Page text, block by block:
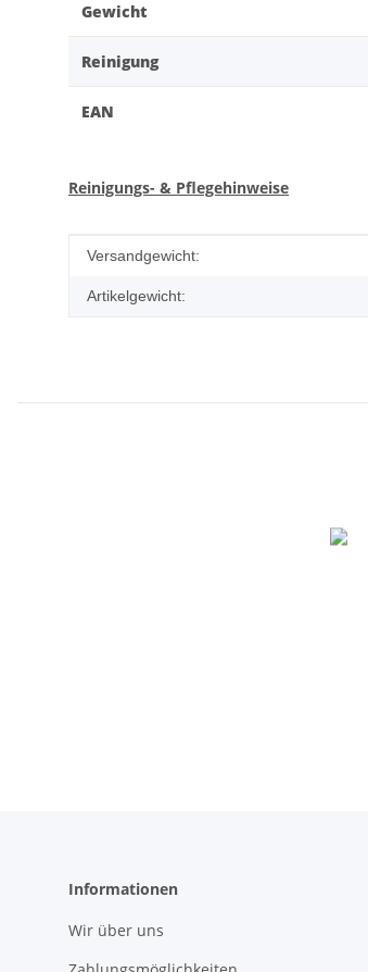
Gewicht
Reinigung
EAN
Reinigungs- & Pflegehinweise
Produkteigenschaft
Wert
Versandgewicht:
Artikelgewicht:
Informationen
Wir über uns